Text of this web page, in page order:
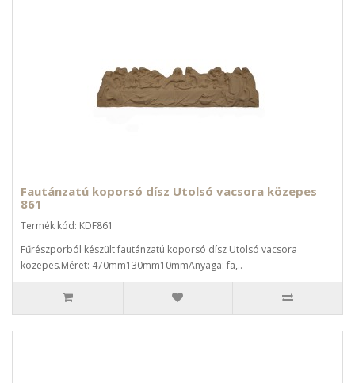
Fautánzatú koporsó dísz Utolsó vacsora közepes
861
Termék kód: KDF861
Fűrészporból készült fautánzatú koporsó dísz Utolsó vacsora
közepes.Méret: 470mm130mm10mmAnyaga: fa,..